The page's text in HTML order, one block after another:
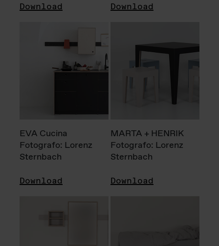
Download Download
EVA Cucina
Fotografo: Lorenz
Sternbach
Download
MARTA + HENRIK
Fotografo: Lorenz
Sternbach
Download